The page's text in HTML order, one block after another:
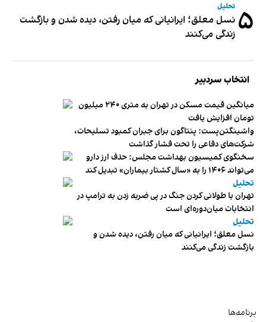
۵ تحلیل
نسل معلق؛ ایرانیانی که میان رفتن، دیده شدن و بازگشت
زندگی می‌کنند
انتخاب سردبیر
میانگین قیمت مسکن در تهران به متری ۲۴۰ میلیون
تومان افزایش یافت
واشینگتن‌پست: پنتاگون برای جبران کمبود تسلیحات،
شرکت‌های دفاعی را تحت فشار گذاشت
سخنگوی کمیسیون بهداشت مجلس: حذف ارز دارو
می‌تواند ۱۴۰۶ را به «سال کشتار بیماران» تبدیل کند
تحلیل
تهران با طولانی کردن جنگ در پی ضربه زدن به ترامپ در
انتخابات میان‌دوره‌ای است
تحلیل
نسل معلق؛ ایرانیانی که میان رفتن، دیده شدن و
بازگشت زندگی می‌کنند
برنامه‌ها